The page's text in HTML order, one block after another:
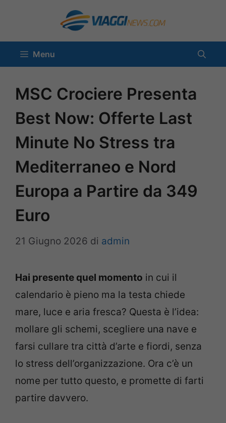
contenuto
Menu
MSC Crociere Presenta
Best Now: Offerte Last
Minute No Stress tra
Mediterraneo e Nord
Europa a Partire da 349
Euro
21 Giugno 2026 di admin
Hai presente quel momento in cui il
calendario è pieno ma la testa chiede
mare, luce e aria fresca? Questa è l’idea:
mollare gli schemi, scegliere una nave e
farsi cullare tra città d’arte e fiordi, senza
lo stress dell’organizzazione. Ora c’è un
nome per tutto questo, e promette di farti
partire davvero.